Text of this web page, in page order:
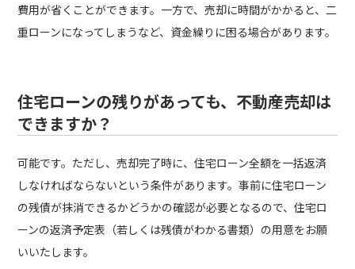
費用が省くことができます。一方で、売却に時間がかかると、二
重ローンになってしまうなど、資金繰りに困る場合があります。
住宅ローンの残りがあっても、不動産売却は
できますか？
可能です。ただし、売却完了時に、住宅ローン全額を一括返済
しなければならないという条件があります。事前に住宅ローン
の残債が抹消できるかどうかの確認が必要となるので、住宅ロ
ーンの返済予定表（若しくは残債がわかる書類）の用意をお願
いいたします。